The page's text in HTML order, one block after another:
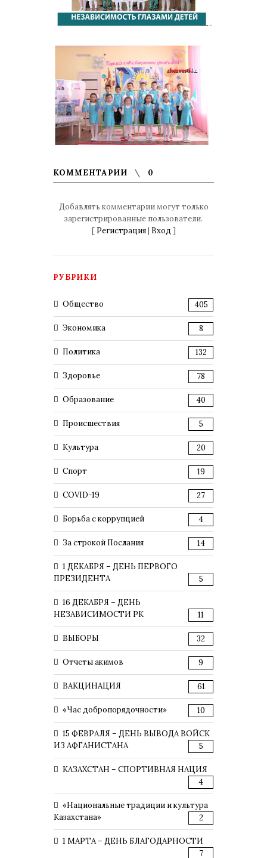
КОММЕНТАРИИ 0
Добавлять комментарии могут только
зарегистрированные пользователи.
[ Регистрация| Вход ]
РУБРИКИ
Общество 405
Экономика 8
Политика 132
Здоровье 78
Образование 40
Происшествия 5
Культура 20
Спорт 19
COVID-19 27
Борьба с коррупцией 4
За строкой Послания 14
1 ДЕКАБРЯ – ДЕНЬ ПЕРВОГО
ПРЕЗИДЕНТА
5
16 ДЕКАБРЯ – ДЕНЬ
НЕЗАВИСИМОСТИ РК
11
ВЫБОРЫ 32
Отчеты акимов 9
ВАКЦИНАЦИЯ 61
«Час добропорядочности» 10
15 ФЕВРАЛЯ – ДЕНЬ ВЫВОДА ВОЙСК
ИЗ АФГАНИСТАНА
5
КАЗАХСТАН – СПОРТИВНАЯ НАЦИЯ
4
«Национальные традиции и культура
Казахстана»
2
1 МАРТА – ДЕНЬ БЛАГОДАРНОСТИ
7